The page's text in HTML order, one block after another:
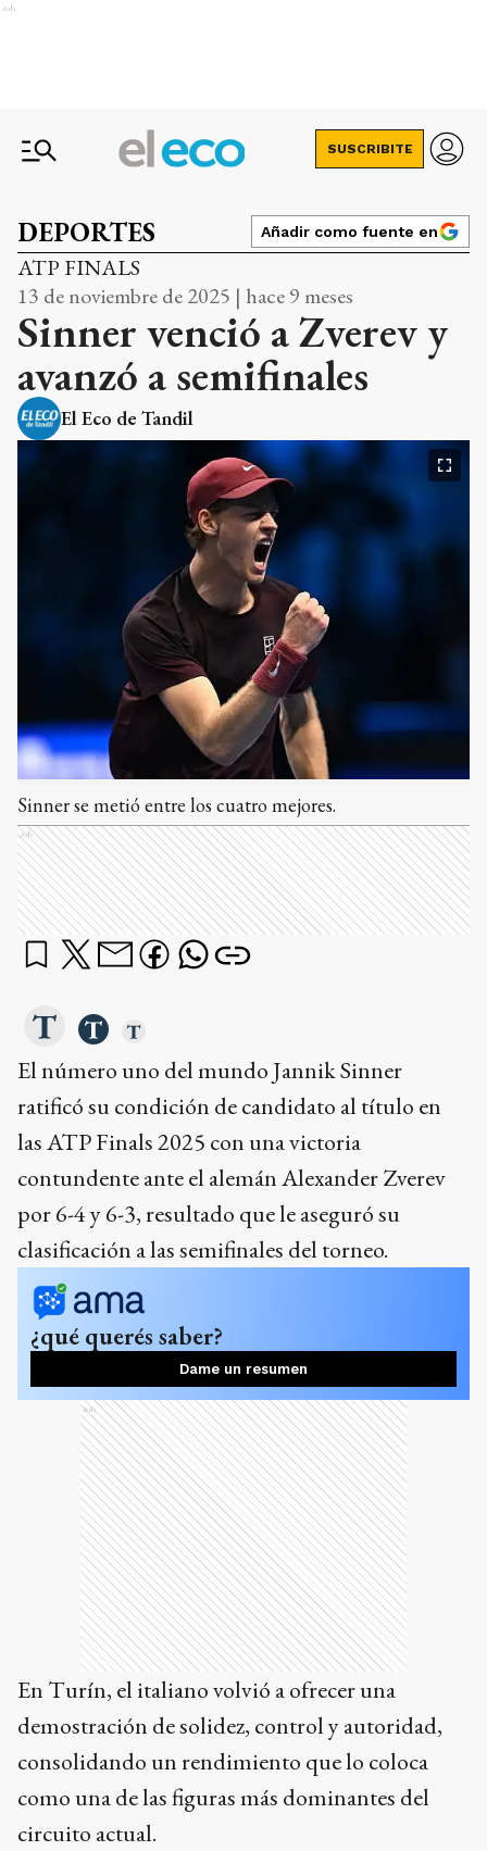
Ads
SUSCRIBITE
DEPORTES Añadir como fuente en
ATP FINALS
13 de noviembre de 2025 | hace 9 meses
Sinner venció a Zverev y
avanzó a semifinales
El Eco de Tandil
Sinner se metió entre los cuatro mejores.
Ads
El número uno del mundo Jannik Sinner
ratificó su condición de candidato al título en
las ATP Finals 2025 con una victoria
contundente ante el alemán Alexander Zverev
por 6-4 y 6-3, resultado que le aseguró su
clasificación a las semifinales del torneo.
¿qué querés saber?
Dame un resumen
Ads
En Turín, el italiano volvió a ofrecer una
demostración de solidez, control y autoridad,
consolidando un rendimiento que lo coloca
como una de las figuras más dominantes del
circuito actual.